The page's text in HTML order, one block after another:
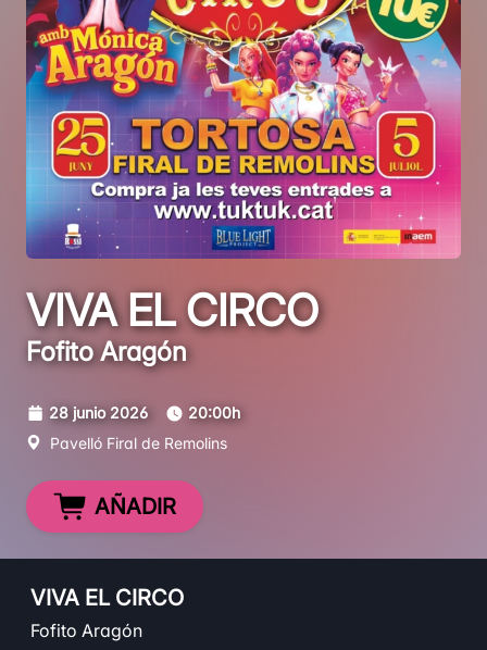
VIVA EL CIRCO
Fofito Aragón
28 junio 2026
20:00h
Pavelló Firal de Remolins
AÑADIR
VIVA EL CIRCO
Fofito Aragón